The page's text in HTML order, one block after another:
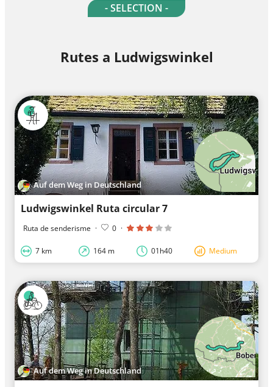
- SELECTION -
Rutes a Ludwigswinkel
Auf dem Weg in Deutschland
Ludwigswinkel Ruta circular 7
Ruta de senderisme · 0 ·
7 km 164 m 01h40 Medium
Auf dem Weg in Deutschland